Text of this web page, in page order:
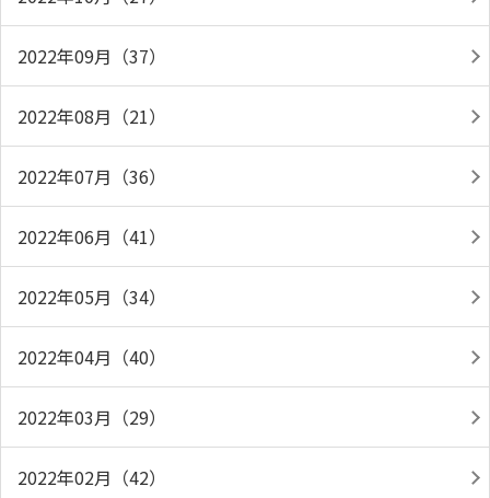
2022年09月（37）
2022年08月（21）
2022年07月（36）
2022年06月（41）
2022年05月（34）
2022年04月（40）
2022年03月（29）
2022年02月（42）